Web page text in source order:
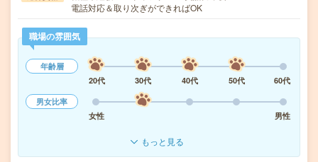
電話対応＆取り次ぎができればOK
職場の雰囲気
年齢層
20代
30代 40代 50代
60代
男女比率
女性
男性
もっと見る